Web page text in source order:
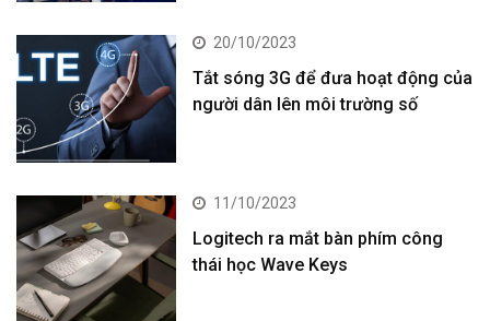
20/10/2023
Tắt sóng 3G để đưa hoạt động của
người dân lên môi trường số
11/10/2023
Logitech ra mắt bàn phím công
thái học Wave Keys